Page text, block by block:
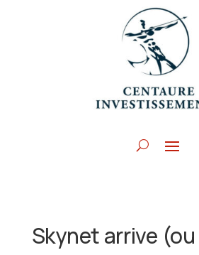
Skynet arrive